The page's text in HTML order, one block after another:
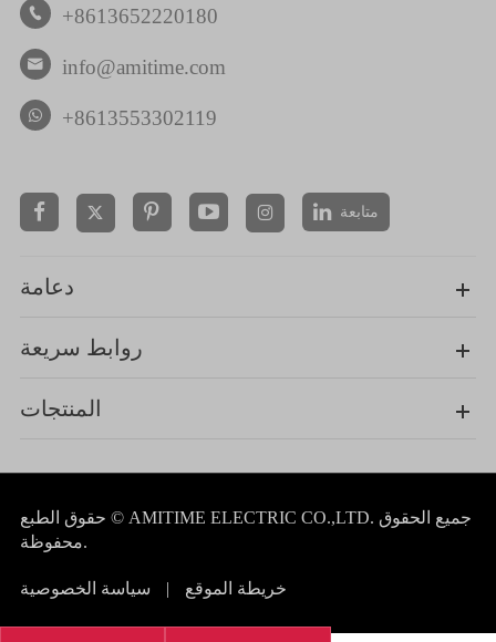
 +8613652220180
 info@amitime.com
+8613553302119
  متابعة
دعامة
روابط سريعة
المنتجات
حقوق الطبع © AMITIME ELECTRIC CO.,LTD. جميع الحقوق
محفوظة.
خريطة الموقع | سياسة الخصوصية